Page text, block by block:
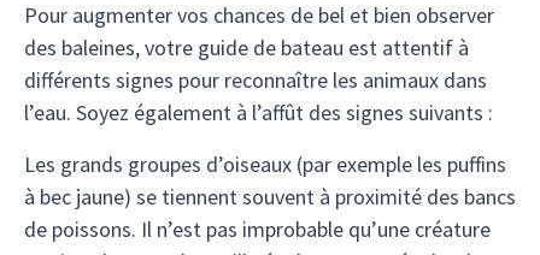
Pour augmenter vos chances de bel et bien observer
des baleines, votre guide de bateau est attentif à
différents signes pour reconnaître les animaux dans
l’eau. Soyez également à l’affût des signes suivants :
Les grands groupes d’oiseaux (par exemple les puffins
à bec jaune) se tiennent souvent à proximité des bancs
de poissons. Il n’est pas improbable qu’une créature